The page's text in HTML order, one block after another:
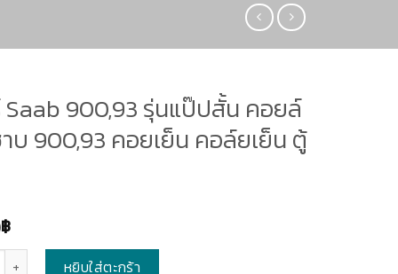
Saab 900,93 รุ่นแป๊ปสั้น คอยล์
บ 900,93 คอยเย็น คอล์ยเย็น ตู้
฿
หยิบใส่ตะกร้า